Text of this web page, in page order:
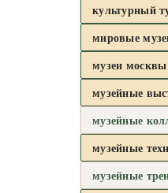
культурный
мировые
музеи москвы
музейные
музейные
музейные
музейные